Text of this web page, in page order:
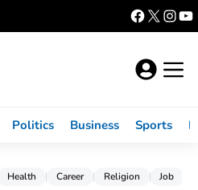
Politics Business Sports
Health Career Religion Job